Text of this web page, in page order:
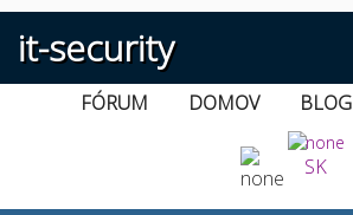
it-security
FÓRUM DOMOV BLOG
SK